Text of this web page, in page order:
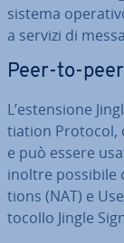
sistema
a servizi di
Peer-to-peer
L’esten­sio­ne
tia­tion Protocol,
e può essere
inoltre possibile
tions (NAT) e
to­col­lo Jingle